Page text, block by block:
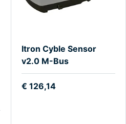
Itron Cyble Sensor
v2.0 M-Bus
€ 126,14